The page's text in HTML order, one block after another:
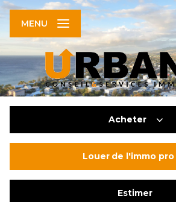
MENU
Acheter
De l'immo pro
Louer de l'immo pro
Estimer